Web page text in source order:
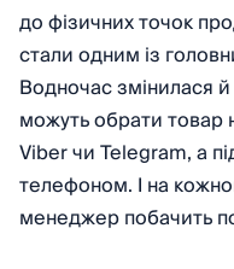
до фізичних точок
стали одним із
Водночас змінилася й
можуть обрати товар
Viber чи Telegram, а
телефоном. І на
менеджер побачить